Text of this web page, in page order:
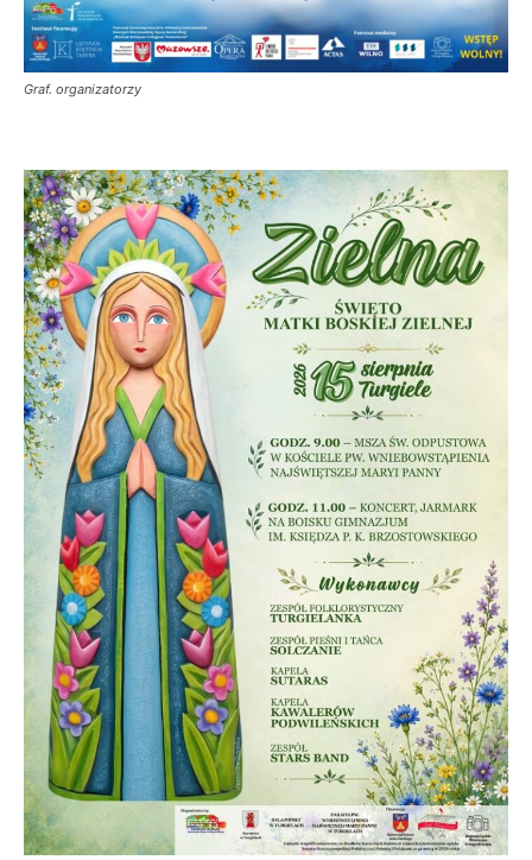
Graf. organizatorzy